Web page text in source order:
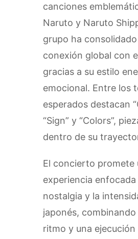
canciones
Naruto y Naruto
grupo ha
conexión global con
gracias a su estilo
emocional. Entre los
esperados destacan
“Sign” y “Colors”,
dentro de su
El concierto promete
experiencia enfocada
nostalgia y la
japonés, combinando
ritmo y una ejecución